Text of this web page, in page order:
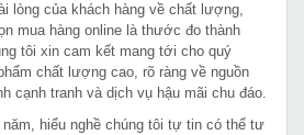
lòng của khách hàng về chất lượng,
mua hàng online là thước đo thành
tôi xin cam kết mang tới cho quý
chất lượng cao, rõ ràng về nguồn
cạnh tranh và dịch vụ hậu mãi chu đáo.
hiểu nghề chúng tôi tự tin có thể tư